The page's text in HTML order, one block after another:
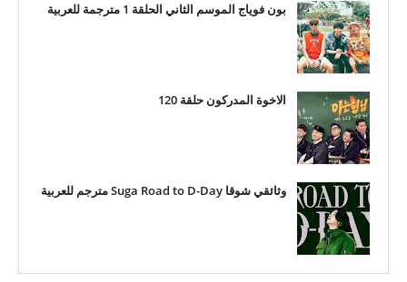
بون فوياج الموسم الثاني الحلقة 1 مترجمة للعربية
الاخوة المدركون حلقة 120
وثائقي شوقا Suga Road to D-Day مترجم للعربية